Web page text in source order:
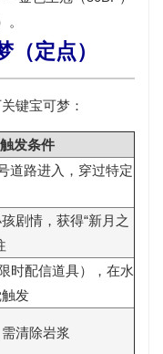
（定点）
键宝可梦：
触发条件
道路进入，穿过特定
剧情，获得“新月之
时配信道具），在水
发
清除岩浆